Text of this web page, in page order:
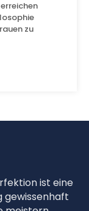
erreichen
zu
ist eine
gewissenhaft